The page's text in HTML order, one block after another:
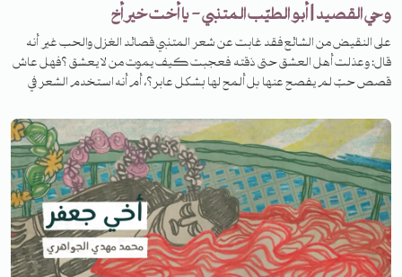
وحي القصيد | أبو الطيّب المتنبي - يا أخت خير أخ
على النقيض من الشائع فقد غابت عن شعر المتنبي قصائد الغزل والحب غير أنه
قال: وعذلت أهل العشق حتى ذقته فعجبت كيف يموت من لا يعشق ؟فهل عاش
قصص حبّ لم يفصح عنها بل ألمح لها بشكل عابر؟، أم أنه استخدم الشعر في
الجانب من حياة المتنبي، والحكم النهائي لكم.